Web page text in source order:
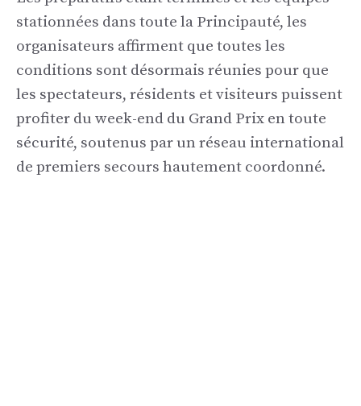
stationnées dans toute la Principauté, les
organisateurs affirment que toutes les
conditions sont désormais réunies pour que
les spectateurs, résidents et visiteurs puissent
profiter du week-end du Grand Prix en toute
sécurité, soutenus par un réseau international
de premiers secours hautement coordonné.